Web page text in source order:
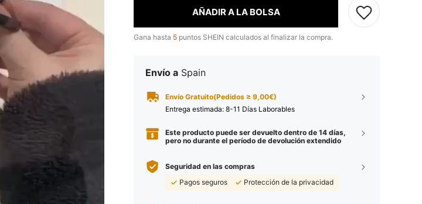
AÑADIR A LA BOLSA
Gana hasta 5 puntos SHEIN calculados al finalizar la compra.
Envío a Spain
Envío Gratuito(Pedidos ≥ 9,00€)
Entrega estimada: 8-11 Días Laborables
Este producto puede ser devuelto dentro de 14 días,
pero no durante el período de devolución extendido
Seguridad en las compras
Pagos seguros
Protección de la privacidad